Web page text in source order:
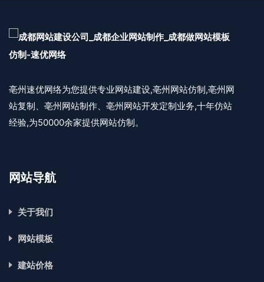
亳州速优网络为您提供专业网站建设,亳州网站仿制,亳州网
站复制、亳州网站制作、亳州网站开发定制业务,十年仿站
经验,为50000余家提供网站仿制。
网站导航
关于我们
网站模板
建站价格